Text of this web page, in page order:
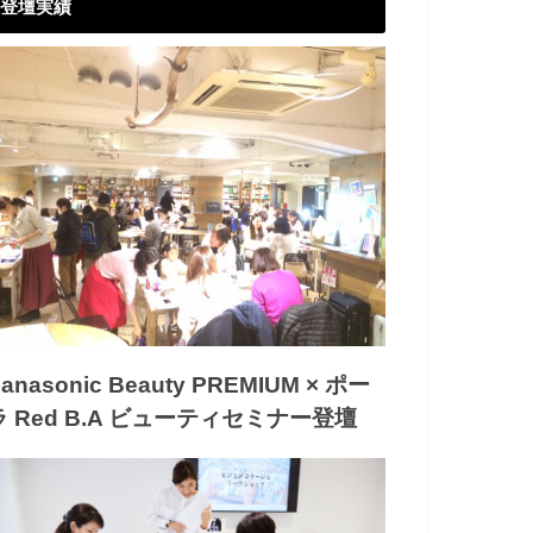
登壇実績
Beauty PREMIUM × ポー
Red B.A ビューティセミナー登壇